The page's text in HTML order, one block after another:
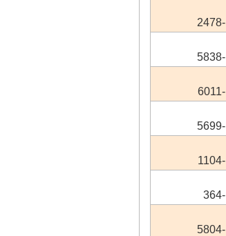
2478-
5838-
6011-
5699-
1104-
364-
5804-